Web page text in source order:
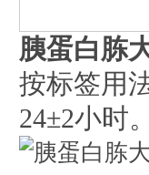
胰蛋白胨
按标签用
24±2小时